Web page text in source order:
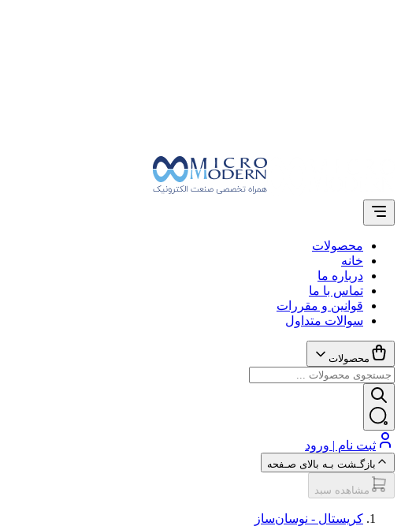
محصولات
خانه
درباره ما
تماس با ما
قوانین و مقررات
سوالات متداول
محصولات
ثبت نام | ورود
بازگـشت بـه بالای صـفحه
مشاهده سبد
کریستال - نوسان‌ساز